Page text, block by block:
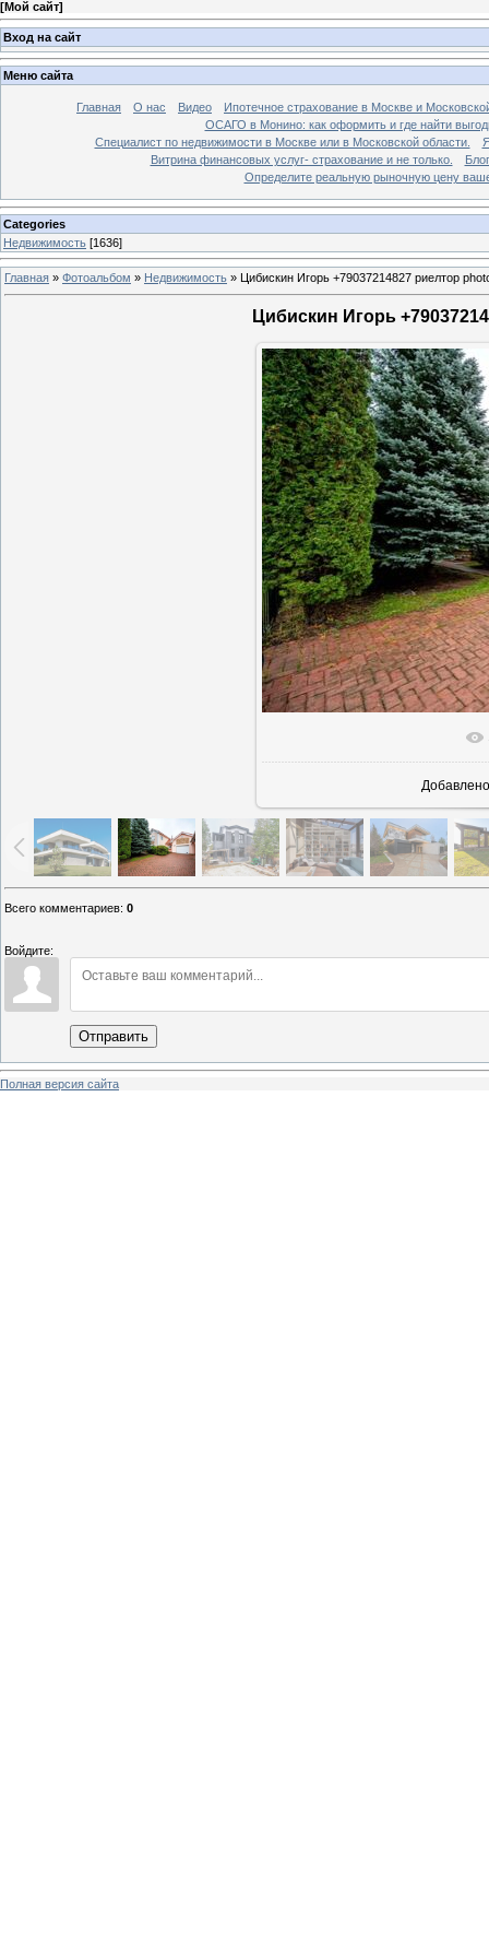
[Мой сайт]
Вход на сайт
Меню сайта
Главная О нас Видео
Ипотечное страхование в Москве и
ОСАГО в Монино: как оформить и где найти
Специалист по недвижимости в Москве или в Московской области.
Витрина финансовых услуг- страхование и не только.
Блог
Определите реальную рыночную цену
Categories
Недвижимость [1636]
Главная » Фотоальбом » Недвижимость » Цибискин Игорь +79037214827 риелтор
Цибискин Игорь
В
Добавлено
Всего комментариев: 0
Войдите:
Отправить
Полная версия сайта